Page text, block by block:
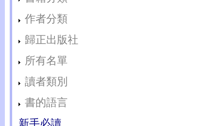
作者分類
歸正出版社
所有名單
讀者類別
書的語言
新手必讀